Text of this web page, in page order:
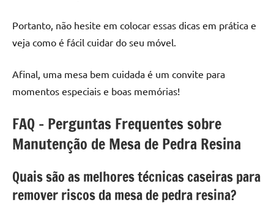
Portanto, não hesite em colocar essas dicas em prática e
veja como é fácil cuidar do seu móvel.
Afinal, uma mesa bem cuidada é um convite para
momentos especiais e boas memórias!
FAQ – Perguntas Frequentes sobre
Manutenção de Mesa de Pedra Resina
Quais são as melhores técnicas caseiras para
remover riscos da mesa de pedra resina?